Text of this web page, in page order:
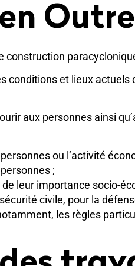
construction
et lieux
aux personnes ainsi
ou l’activité
;
leur importance socio-
civile, pour la
les règles